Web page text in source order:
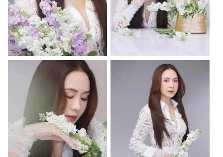
Cơ quan báo chí:Thời báo VTV
Giấy phép hoạt động báo in và báo điện tử số 483/GP-BTTTT
cấp ngày 29/12/2023
Tổng Biên tập:Vũ Thanh Thủy
Phó Tổng Biên tập:Nguyễn Thị Mỹ Hạnh, Phạm Quốc Thắng,
Nguyễn Trọng Ninh
Tổng đài VTV:
024.38 355 931 - 024.38 355 932
Ðiện thoại Thời báo VTV: 024.66 897 897
Email:
toasoan@vtv.vn
Liên hệ quảng cáo:024-7300.7108